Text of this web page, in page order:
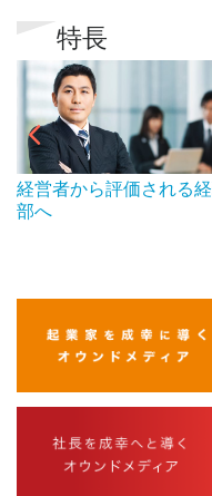
特長
経営者から評価される
部へ